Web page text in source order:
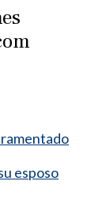
esposo